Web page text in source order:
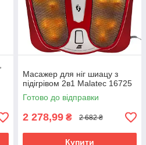
Масажер для ніг шиацу з
підігрівом 2в1 Malatec 16725
Готово до відправки
2 278,99 ₴ 2 682 ₴
Купити